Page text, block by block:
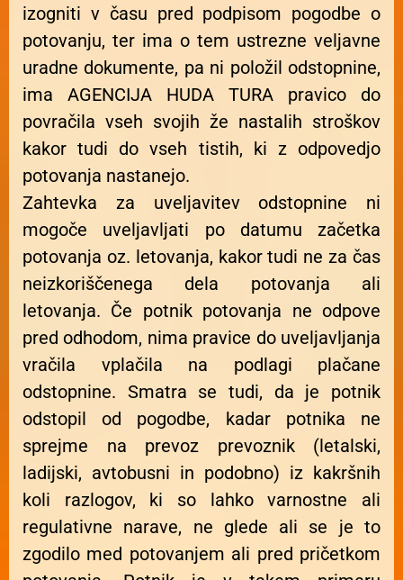
izogniti v času pred podpisom pogodbe o
potovanju, ter ima o tem ustrezne veljavne
uradne dokumente, pa ni položil odstopnine,
ima AGENCIJA HUDA TURA pravico do
povračila vseh svojih že nastalih stroškov
kakor tudi do vseh tistih, ki z odpovedjo
potovanja nastanejo.
Zahtevka za uveljavitev odstopnine ni
mogoče uveljavljati po datumu začetka
potovanja oz. letovanja, kakor tudi ne za čas
neizkoriščenega dela potovanja ali
letovanja. Če potnik potovanja ne odpove
pred odhodom, nima pravice do uveljavljanja
vračila vplačila na podlagi plačane
odstopnine. Smatra se tudi, da je potnik
odstopil od pogodbe, kadar potnika ne
sprejme na prevoz prevoznik (letalski,
ladijski, avtobusni in podobno) iz kakršnih
koli razlogov, ki so lahko varnostne ali
regulativne narave, ne glede ali se je to
zgodilo med potovanjem ali pred pričetkom